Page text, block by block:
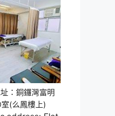
：銅鑼灣富明
(么鳳樓上)